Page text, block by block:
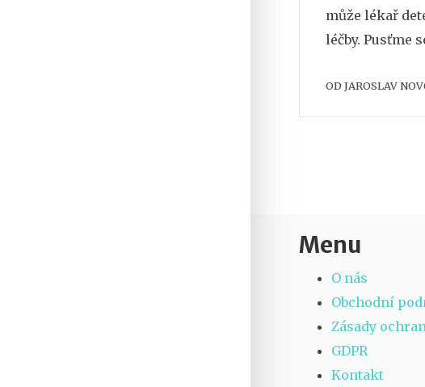
může lékař
léčby. Pusťme
OD JAROSLAV
Menu
O nás
Obchodní
Zásady
GDPR
Kontakt